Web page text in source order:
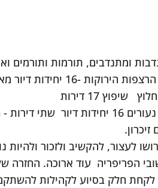
ומתנדבים, תורמות ותורמים
-16 יחידות דיור מאוכלסות
שיפוץ 17 דירות
- מאוכלסות
לעצור, להקשיב ולזכור
הפריפריה עוד ארוכה. החזרה
לקחת חלק בסיוע לקהילות